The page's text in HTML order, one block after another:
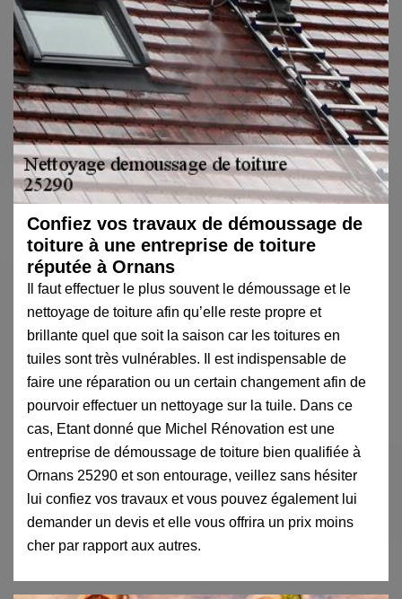
Confiez vos travaux de démoussage de
toiture à une entreprise de toiture
réputée à Ornans
Il faut effectuer le plus souvent le démoussage et le
nettoyage de toiture afin qu’elle reste propre et
brillante quel que soit la saison car les toitures en
tuiles sont très vulnérables. Il est indispensable de
faire une réparation ou un certain changement afin de
pourvoir effectuer un nettoyage sur la tuile. Dans ce
cas, Etant donné que Michel Rénovation est une
entreprise de démoussage de toiture bien qualifiée à
Ornans 25290 et son entourage, veillez sans hésiter
lui confiez vos travaux et vous pouvez également lui
demander un devis et elle vous offrira un prix moins
cher par rapport aux autres.